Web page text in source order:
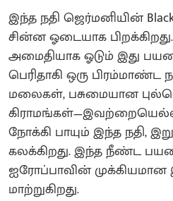
இந்த நதி ஜெர்மனியின் Black
சின்ன ஓடையாக
அமைதியாக ஓடும் இது
பெரிதாகி ஒரு பிரம்மாண்ட
மலைகள், பசுமையான
நோக்கி பாயும் இந்த நதி,
கலக்கிறது. இந்த நீண்ட
ஐரோப்பாவின்
மாற்றுகிறது.